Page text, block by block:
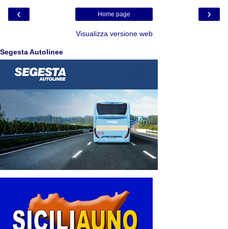
‹ ›
Home page
Visualizza versione web
Segesta Autolinee